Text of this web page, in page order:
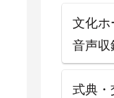
文化ホ
音声収
式典